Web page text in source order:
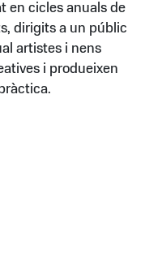
en cicles anuals de
dirigits a un públic
artistes i nens
i produeixen